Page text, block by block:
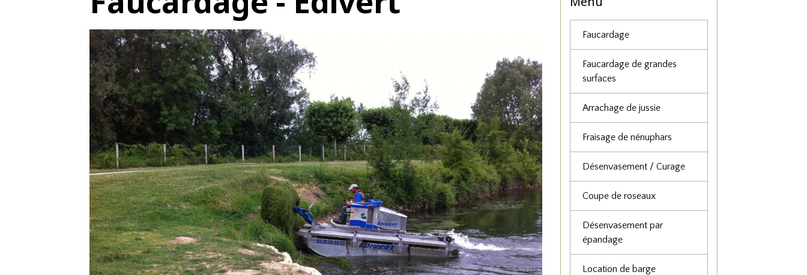
Faucardage
Faucardage de grandes
surfaces
Arrachage de jussie
Fraisage de nénuphars
Désenvasement / Curage
Coupe de roseaux
Désenvasement par
épandage
Location de barge